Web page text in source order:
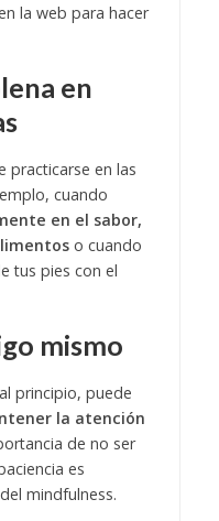
la web para hacer
en
practicarse en las
cuando
en el sabor,
o cuando
tus pies con el
mismo
principio, puede
la atención
de no ser
es
mindfulness.